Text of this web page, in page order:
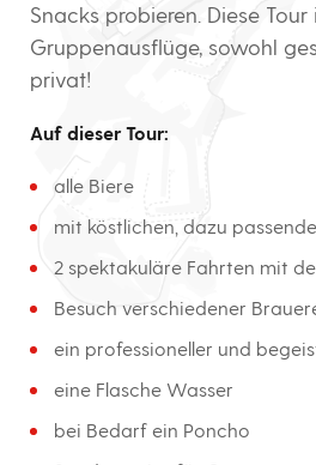
Snacks probieren. Diese
Gruppenausflüge, sowohl
privat!
Auf dieser Tour:
alle Biere
mit köstlichen, dazu
2 spektakuläre Fahrten mit
Besuch verschiedener
ein professioneller und
eine Flasche Wasser
bei Bedarf ein Poncho